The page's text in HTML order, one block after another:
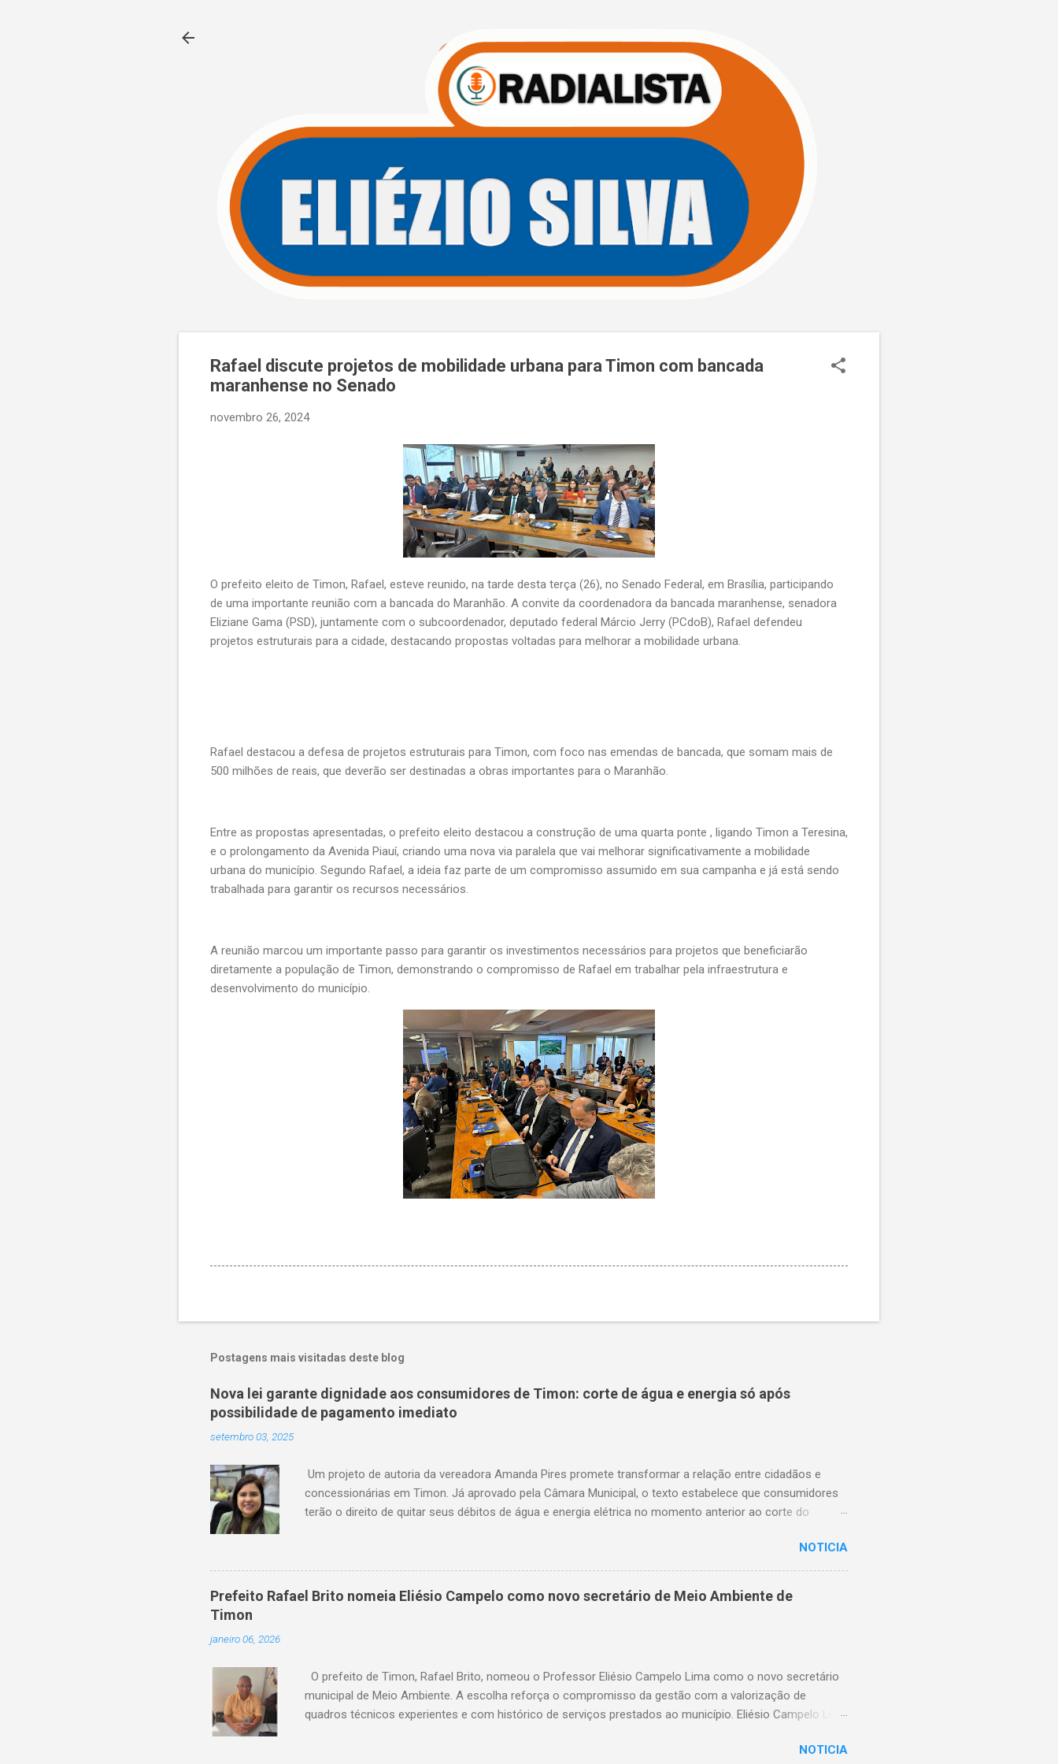
Rafael discute projetos de mobilidade urbana para Timon com bancada
maranhense no Senado
novembro 26, 2024
O prefeito eleito de Timon, Rafael, esteve reunido, na tarde desta terça (26), no Senado Federal, em Brasília, participando
de uma importante reunião com a bancada do Maranhão. A convite da coordenadora da bancada maranhense, senadora
Eliziane Gama (PSD), juntamente com o subcoordenador, deputado federal Márcio Jerry (PCdoB), Rafael defendeu
projetos estruturais para a cidade, destacando propostas voltadas para melhorar a mobilidade urbana.
Rafael destacou a defesa de projetos estruturais para Timon, com foco nas emendas de bancada, que somam mais de
500 milhões de reais, que deverão ser destinadas a obras importantes para o Maranhão.
Entre as propostas apresentadas, o prefeito eleito destacou a construção de uma quarta ponte , ligando Timon a Teresina,
e o prolongamento da Avenida Piauí, criando uma nova via paralela que vai melhorar significativamente a mobilidade
urbana do município. Segundo Rafael, a ideia faz parte de um compromisso assumido em sua campanha e já está sendo
trabalhada para garantir os recursos necessários.
A reunião marcou um importante passo para garantir os investimentos necessários para projetos que beneficiarão
diretamente a população de Timon, demonstrando o compromisso de Rafael em trabalhar pela infraestrutura e
desenvolvimento do município.
Postagens mais visitadas deste blog
Nova lei garante dignidade aos consumidores de Timon: corte de água e energia só após
possibilidade de pagamento imediato
setembro 03, 2025
Um projeto de autoria da vereadora Amanda Pires promete transformar a relação entre cidadãos e
concessionárias em Timon. Já aprovado pela Câmara Municipal, o texto estabelece que consumidores
terão o direito de quitar seus débitos de água e energia elétrica no momento anterior ao corte do
de atraso. A medida chega em um momento em que milhares de timonenses enfrentam dificuldades
financeiras e, muitas vezes, veem-se surpreendidos pelo corte abrupto do fornecimento. A nova lei,
agora aguardando a sanção do prefeito, representa um avanço significativo na proteção dos usuários.
“Os usuários dos serviços de água e luz ganharam uma nova ferramenta, possibilitando, no momento
NOTICIA
Prefeito Rafael Brito nomeia Eliésio Campelo como novo secretário de Meio Ambiente de
Timon
janeiro 06, 2026
O prefeito de Timon, Rafael Brito, nomeou o Professor Eliésio Campelo Lima como o novo secretário
municipal de Meio Ambiente. A escolha reforça o compromisso da gestão com a valorização de
quadros técnicos experientes e com histórico de serviços prestados ao município. Eliésio Campelo Lima
de sua carreira, ocupou cargos estratégicos tanto no Maranhão quanto no Piauí, sempre com atuação
NOTICIA